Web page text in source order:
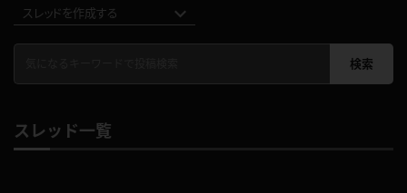
スレッドを作成する
検索
スレッド一覧